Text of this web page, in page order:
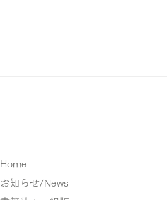
Home
お知らせ/News